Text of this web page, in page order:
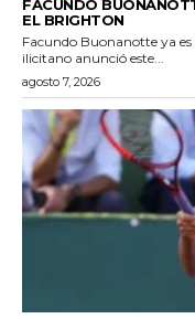
FACUNDO
EL BRIGHTON
Facundo Buonanotte ya
ilicitano anunció este...
agosto 7, 2026